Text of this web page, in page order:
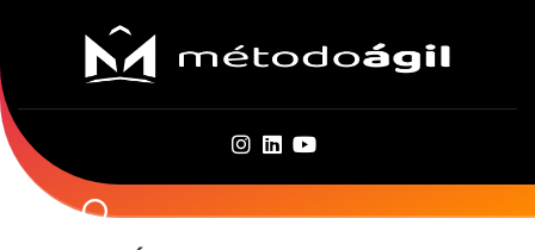
content